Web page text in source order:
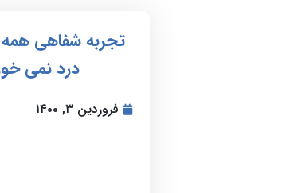
تجربه شفاهی همه
درد نمی
فروردین ۳, ۱۴۰۰